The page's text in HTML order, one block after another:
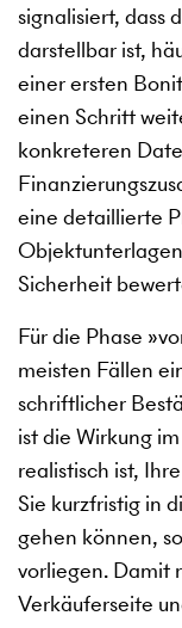
signalisiert, dass
darstellbar ist,
einer ersten
einen Schritt
konkreteren
eine detaillierte
Sicherheit
Für die Phase »
meisten Fällen
schriftlicher
ist die Wirkung
realistisch ist,
Sie kurzfristig in
gehen können,
vorliegen. Damit
Verkäuferseite